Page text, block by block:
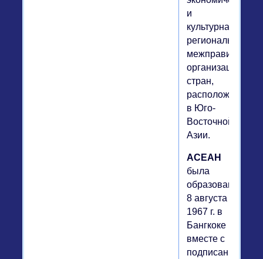
и
культурная
региональная
организация
стран,
расположенных
в Юго-
Восточной
Азии.
АСЕАН
была
образована
8 августа
1967 г. в
Бангкоке
вместе с
подписанием